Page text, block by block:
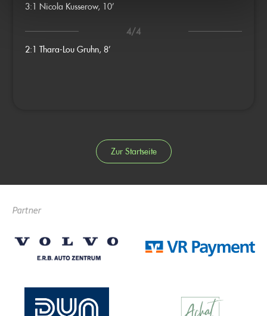
3:1 Nicola Kusserow, 10’
4/4
2:1 Thara-Lou Gruhn, 8’
Zur Startseite
Partner